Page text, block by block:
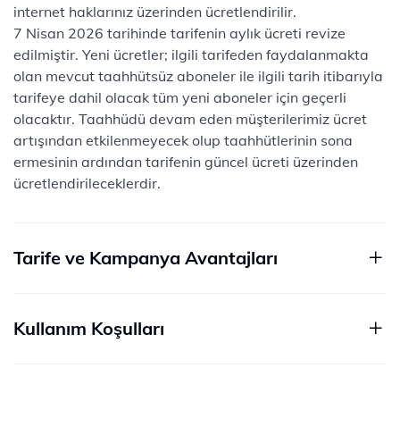
internet haklarınız üzerinden ücretlendirilir.
7 Nisan 2026 tarihinde tarifenin aylık ücreti revize
edilmiştir. Yeni ücretler; ilgili tarifeden faydalanmakta
olan mevcut taahhütsüz aboneler ile ilgili tarih itibarıyla
tarifeye dahil olacak tüm yeni aboneler için geçerli
olacaktır. Taahhüdü devam eden müşterilerimiz ücret
artışından etkilenmeyecek olup taahhütlerinin sona
ermesinin ardından tarifenin güncel ücreti üzerinden
ücretlendirileceklerdir.
Tarife ve Kampanya Avantajları
Kullanım Koşulları